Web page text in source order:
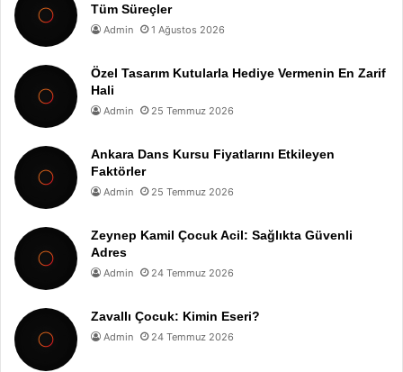
Tüm Süreçler
Admin 1 Ağustos 2026
Özel Tasarım Kutularla Hediye Vermenin En Zarif
Hali
Admin 25 Temmuz 2026
Ankara Dans Kursu Fiyatlarını Etkileyen
Faktörler
Admin 25 Temmuz 2026
Zeynep Kamil Çocuk Acil: Sağlıkta Güvenli
Adres
Admin 24 Temmuz 2026
Zavallı Çocuk: Kimin Eseri?
Admin 24 Temmuz 2026